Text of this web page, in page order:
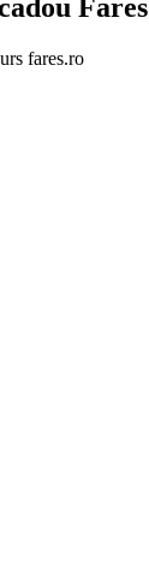
fares.ro